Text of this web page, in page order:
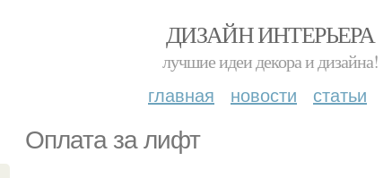
ДИЗАЙН ИНТЕРЬЕРА
лучшие идеи декора и дизайна!
главная новости статьи
Оплата за лифт